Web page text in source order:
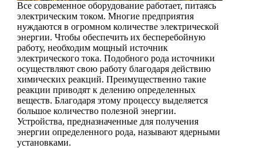
Все современное оборудование работает, питаясь
электрическим током. Многие предприятия
нуждаются в огромном количестве электрической
энергии. Чтобы обеспечить их бесперебойную
работу, необходим мощный источник
электрического тока. Подобного рода источники
осуществляют свою работу благодаря действию
химических реакций. Преимущественно такие
реакции приводят к делению определенных
веществ. Благодаря этому процессу выделяется
большое количество полезной энергии.
Устройства, предназначенные для получения
энергии определенного рода, называют ядерными
установками.